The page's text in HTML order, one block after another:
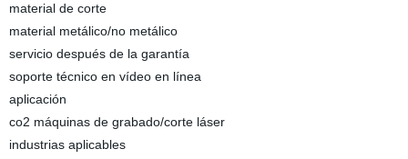
material de corte
material metálico/no metálico
servicio después de la garantía
soporte técnico en vídeo en línea
aplicación
co2 máquinas de grabado/corte láser
industrias aplicables